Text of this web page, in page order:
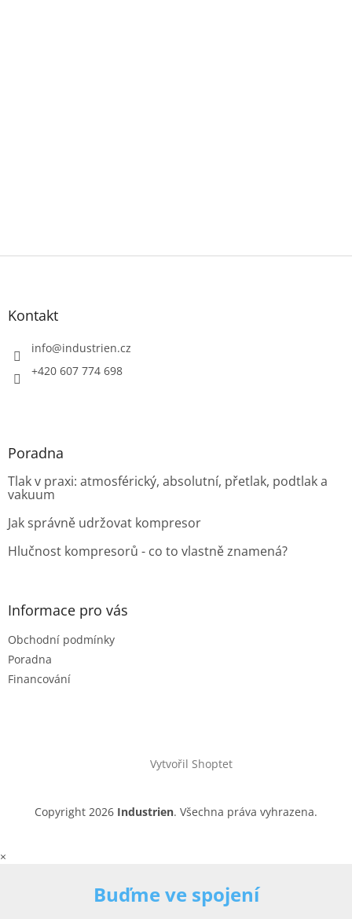
Z
Kontakt
info@industrien.cz
+420 607 774 698
Poradna
Tlak v praxi: atmosférický, absolutní, přetlak, podtlak a
vakuum
Jak správně udržovat kompresor
Hlučnost kompresorů - co to vlastně znamená?
Informace pro vás
Obchodní podmínky
Poradna
Financování
Vytvořil Shoptet
Copyright 2026 Industrien. Všechna práva vyhrazena.
×
Buďme ve spojení